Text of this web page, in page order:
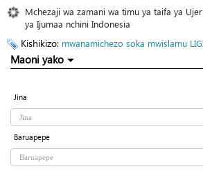
Mchezaji wa zamani wa timu ya taifa ya
ya Ijumaa nchini Indonesia
Kishikizo: mwanamichezo soka mwislamu
Maoni yako
Jina
Baruapepe